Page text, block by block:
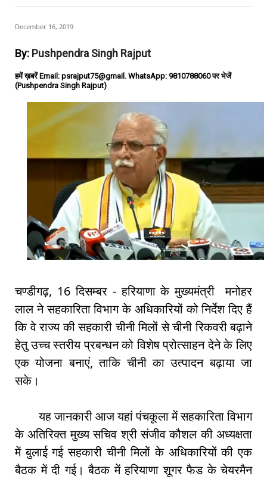
December 16, 2019
By: Pushpendra Singh Rajput
हमें ख़बरें Email: psrajput75@gmail. WhatsApp: 9810788060 पर भेजें
(Pushpendra Singh Rajput)
चण्डीगढ़, 16 दिसम्बर - हरियाणा के मुख्यमंत्री मनोहर
लाल ने सहकारिता विभाग के अधिकारियों को निर्देश दिए हैं
कि वे राज्य की सहकारी चीनी मिलों से चीनी रिकवरी बढ़ाने
हेतु उच्च स्तरीय प्रबन्धन को विशेष प्रोत्साहन देने के लिए
एक योजना बनाएं, ताकि चीनी का उत्पादन बढ़ाया जा
सके।
यह जानकारी आज यहां पंचकूला में सहकारिता विभाग
के अतिरिक्त मुख्य सचिव श्री संजीव कौशल की अध्यक्षता
में बुलाई गई सहकारी चीनी मिलों के अधिकारियों की एक
बैठक में दी गई। बैठक में हरियाणा शूगर फैड के चेयरमैन